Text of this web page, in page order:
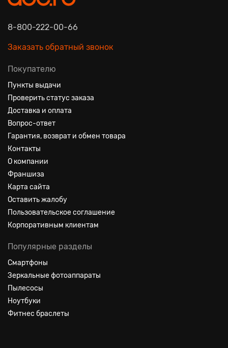
8-800-222-00-66
Заказать обратный звонок
Покупателю
Пункты выдачи
Проверить статус заказа
Доставка и оплата
Вопрос-ответ
Гарантия, возврат и обмен товара
Контакты
О компании
Франшиза
Карта сайта
Оставить жалобу
Пользовательское соглашение
Корпоративным клиентам
Популярные разделы
Смартфоны
Зеркальные фотоаппараты
Пылесосы
Ноутбуки
Фитнес браслеты